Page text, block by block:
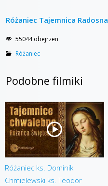
Różaniec Tajemnica Radosna
55044 obejrzen
Różaniec
Podobne filmiki
Różaniec ks. Dominik
Chmielewski ks. Teodor